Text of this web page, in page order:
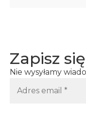
Zapisz
Nie wysyłamy